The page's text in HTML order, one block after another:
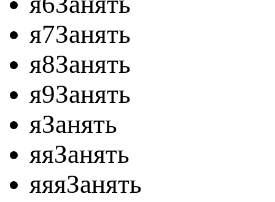
я7Занять
я8Занять
я9Занять
яЗанять
яяЗанять
яяяЗанять